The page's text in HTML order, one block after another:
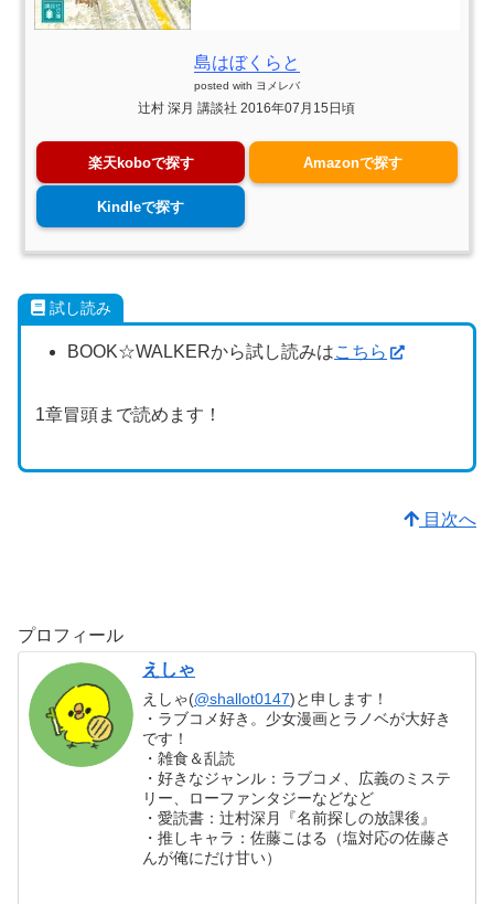
島はぼくらと
posted with ヨメレバ
辻村 深月 講談社 2016年07月15日頃
楽天koboで探す Amazonで探す
Kindleで探す
試し読み
BOOK☆WALKERから試し読みはこちら
1章冒頭まで読めます！
目次へ
プロフィール
えしゃ
えしゃ(@shallot0147)と申します！
・ラブコメ好き。少女漫画とラノベが大好き
です！
・雑食＆乱読
・好きなジャンル：ラブコメ、広義のミステ
リー、ローファンタジーなどなど
・愛読書：辻村深月『名前探しの放課後』
・推しキャラ：佐藤こはる（塩対応の佐藤さ
んが俺にだけ甘い）